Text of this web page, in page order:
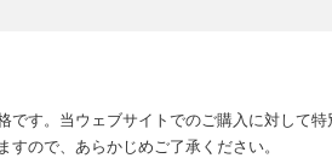
す。当ウェブサイトでのご購入に対して
ので、あらかじめご了承ください。